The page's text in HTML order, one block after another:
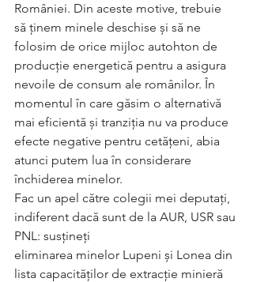
României. Din aceste motive, trebuie
să ținem minele deschise și să ne
folosim de orice mijloc autohton de
producție energetică pentru a asigura
nevoile de consum ale românilor. În
momentul în care găsim o alternativă
mai eficientă și tranziția nu va produce
efecte negative pentru cetățeni, abia
atunci putem lua în considerare
închiderea minelor.
Fac un apel către colegii mei deputați,
indiferent dacă sunt de la AUR, USR sau
PNL: susțineți
eliminarea minelor Lupeni și Lonea din
lista capacităților de extracție minieră